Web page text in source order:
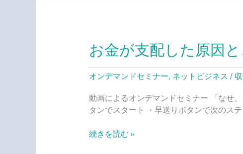
を
変
え
ら
れ
る
代
お金が支配した原因
オンデマンドセミナー, ネットビジネス /
動画によるオンデマンドセミナー 「なせ
タンでスタート ・早送りボタンで次のス
お
金
が
支
配
し
原
続きを読む »